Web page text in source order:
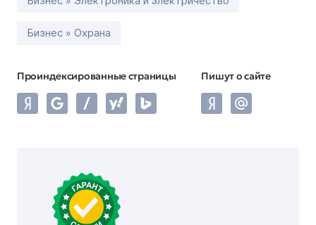
Бизнес » Охрана
Проиндексированные страницы Пишут о сайте